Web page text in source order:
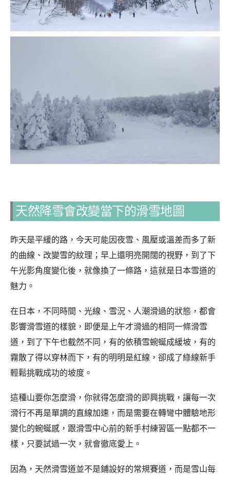
天然降雪會改變當下的滑雪地圖
昨天是平緩的路，今天可能因夜雪、風壓或溫差而多了新
的曲線、改變雪的紋理；早上還明亮開闊的視野，到了下
午光影角度變化後，就像換了一條路，這就是日本雪道的
魅力。
在日本，不同時間、光線、雪況、人潮滑過的狀態，都會
影響滑雪道的樣貌，即便是上午才滑過的相同一條滑雪
道，到了下午也截然不同，有的依積雪蜿蜒成緩坡，有的
霧散了得以穿林而下，有的明明是紅線，卻成了綠線新手
輕鬆挑戰成功的坡度。
這種山要你怎麼滑，你就得怎麼滑的即興挑戰， 讓每一次
滑行不再是單調的直線加速，而是需要在轉彎中體驗地形
變化的蜿蜒感， 跟滑雪中心前的新手村練習區一點都不一
樣，只要試過一次，就會徹底愛上。
因為，天然滑雪道並不是鋪設好的常規賽道，而是雪山每